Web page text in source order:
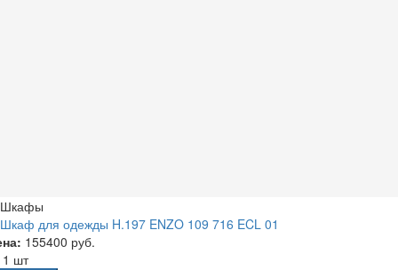
Шкафы
Шкаф для одежды H.197 ENZO 109 716 ECL 01
155400 руб.
1 шт